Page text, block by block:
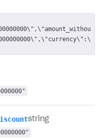
string